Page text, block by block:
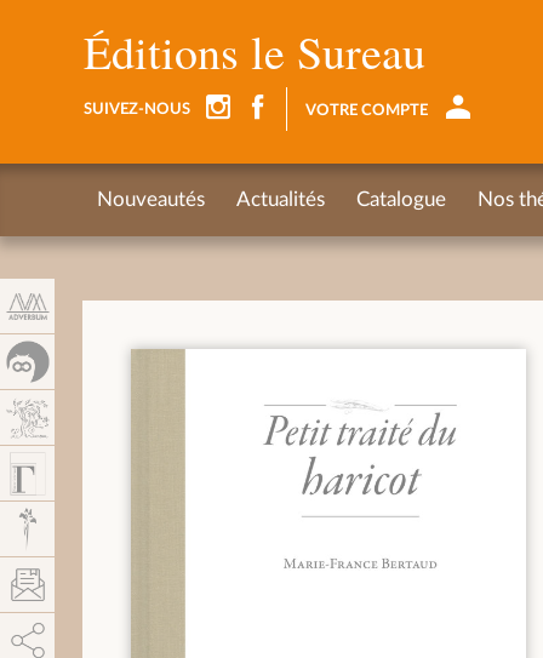
Éditions le Sureau
SUIVEZ-NOUS VOTRE COMPTE
Nouveautés Actualités Catalogue Nos